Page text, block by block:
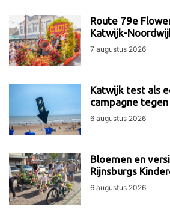
Route 79e
Katwijk-
7 augustus 2026
Katwijk test als
campagne
6 augustus 2026
Bloemen en
Rijnsburgs
6 augustus 2026